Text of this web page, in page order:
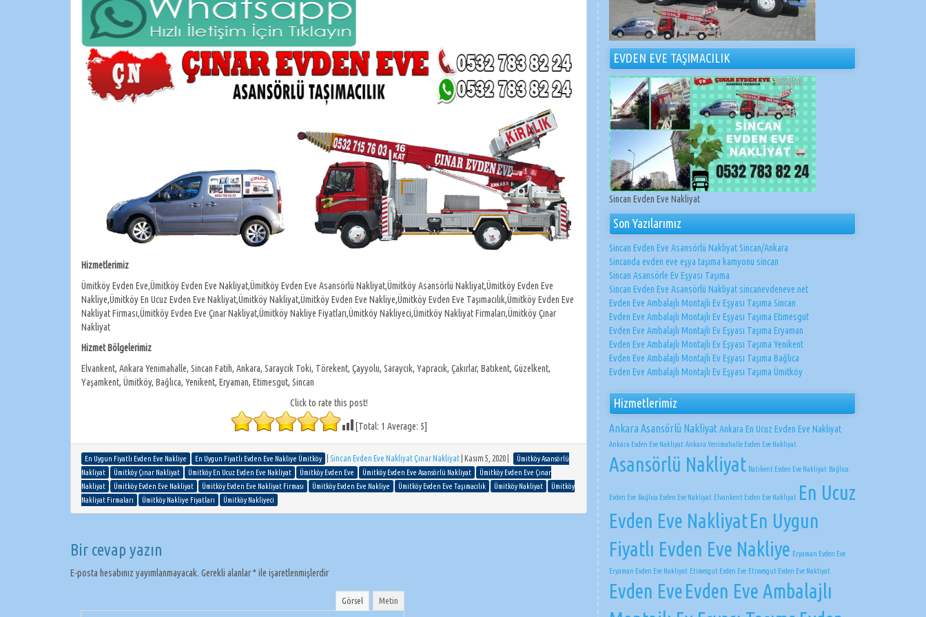
Hizmetlerimiz
Ümitköy Evden Eve,Ümitköy Evden Eve Nakliyat,Ümitköy Evden Eve Asansörlü Nakliyat,Ümitköy Asansörlü Nakliyat,Ümitköy Evden Eve
Nakliye,Ümitköy En Ucuz Evden Eve Nakliyat,Ümitköy Nakliyat,Ümitköy Evden Eve Nakliye,Ümitköy Evden Eve Taşımacılık,Ümitköy Evden Eve
Nakliyat Firması,Ümitköy Evden Eve Çınar Nakliyat,Ümitköy Nakliye Fiyatları,Ümitköy Nakliyeci,Ümitköy Nakliyat Firmaları,Ümitköy Çınar
Nakliyat
Hizmet Bölgelerimiz
Elvankent, Ankara Yenimahalle, Sincan Fatih, Ankara, Saraycık Toki, Törekent, Çayyolu, Saraycık, Yapracık, Çakırlar, Batıkent, Güzelkent,
Yaşamkent, Ümitköy, Bağlıca, Yenikent, Eryaman, Etimesgut, Sincan
Click to rate this post!
[Total: 1 Average: 5]
En Uygun Fiyatlı Evden Eve Nakliye En Uygun Fiyatlı Evden Eve Nakliye Ümitköy Sincan Evden Eve Nakliyat Çınar Nakliyat Kasım 5, 2020
Ümitköy Asansörlü
Nakliyat
Ümitköy Çınar Nakliyat Ümitköy En Ucuz Evden Eve Nakliyat Ümitköy Evden Eve Ümitköy Evden Eve Asansörlü Nakliyat
Ümitköy Evden Eve Çınar
Nakliyat
Ümitköy Evden Eve Nakliyat Ümitköy Evden Eve Nakliyat Firması Ümitköy Evden Eve Nakliye Ümitköy Evden Eve Taşımacılık Ümitköy Nakliyat
Ümitköy
Nakliyat Firmaları
Ümitköy Nakliye Fiyatları Ümitköy Nakliyeci
Bir cevap yazın
E-posta hesabınız yayımlanmayacak. Gerekli alanlar*ile işaretlenmişlerdir
Görsel Metin
EVDEN EVE TAŞIMACILIK
Sincan Evden Eve Nakliyat
Son Yazılarımız
Sincan Evden Eve Asansörlü Nakliyat Sincan/Ankara
Sincanda evden eve eşya taşıma kamyonu sincan
Sincan Asansörle Ev Eşyası Taşıma
Sincan Evden Eve Asansörlü Nakliyat sincanevdeneve.net
Evden Eve Ambalajlı Montajlı Ev Eşyası Taşıma Sincan
Evden Eve Ambalajlı Montajlı Ev Eşyası Taşıma Etimesgut
Evden Eve Ambalajlı Montajlı Ev Eşyası Taşıma Eryaman
Evden Eve Ambalajlı Montajlı Ev Eşyası Taşıma Yenikent
Evden Eve Ambalajlı Montajlı Ev Eşyası Taşıma Bağlıca
Evden Eve Ambalajlı Montajlı Ev Eşyası Taşıma Ümitköy
Hizmetlerimiz
Ankara Asansörlü NakliyatAnkara En Ucuz Evden Eve Nakliyat
Ankara Evden Eve Nakliyat Ankara Yenimahalle Evden Eve Nakliyat
Asansörlü Nakliyat Batıkent Evden Eve Nakliyat Bağlıca
Evden Eve Bağlıca Evden Eve Nakliyat Elvankent Evden Eve Nakliyat En Ucuz
Evden Eve NakliyatEn Uygun
Fiyatlı Evden Eve Nakliye Eryaman Evden Eve
Eryaman Evden Eve Nakliyat Etimesgut Evden Eve Etimesgut Evden Eve Nakliyat
Evden EveEvden Eve Ambalajlı